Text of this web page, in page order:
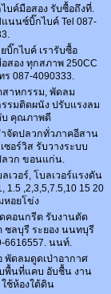
บค์มือสอง รับซื้อถึงที่.
นนซ์บิ๊กไบค์ Tel 087-
บิ๊กไบค์ เรารับซื้อ
สอง ทุกสภาพ 250CC
087-4090333.
าหกรรม, พัดลม
รมติดผนัง ปรับแรงลม
บ คุณภาพดี
จัดปลวกทั่วภาคอีสาน
ซอร์วิส รับวางระบบ
วก ขอนแก่น.
เวอร์, โบลเวอร์แรงดัน
1.5 ,2,3,5,7.5,10 15 20
หอยโข่ง
คอนกรีต รับงานตัด
ชลบุรี ระยอง นนทบุรี
6616557. นนท์.
พัดลมดูดเป่าอากาศ
พื้นที่แคบ อับชื้น งาน
ใช้ห้องใต้ดิน